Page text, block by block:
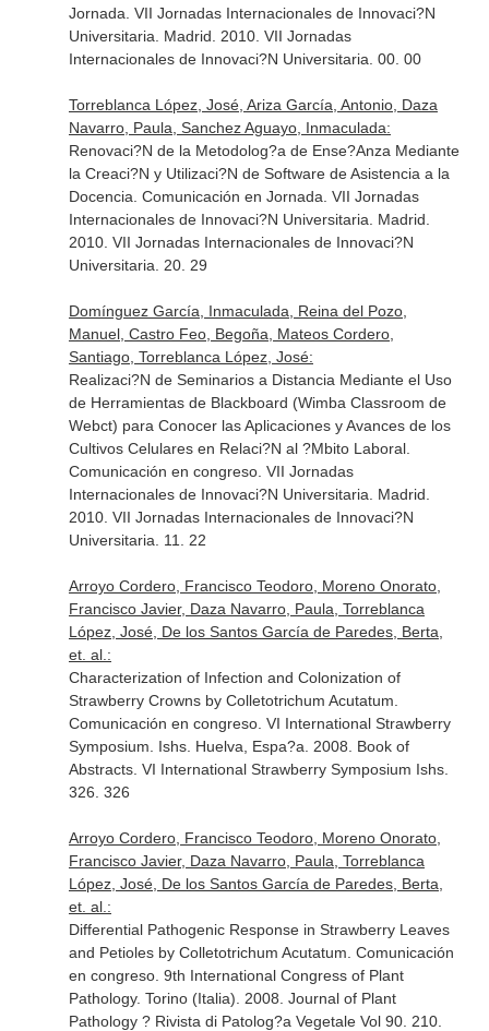
Jornada. VII Jornadas Internacionales de Innovaci?N
Universitaria. Madrid. 2010. VII Jornadas
Internacionales de Innovaci?N Universitaria. 00. 00
Torreblanca López, José, Ariza García, Antonio, Daza
Navarro, Paula, Sanchez Aguayo, Inmaculada:
Renovaci?N de la Metodolog?a de Ense?Anza Mediante
la Creaci?N y Utilizaci?N de Software de Asistencia a la
Docencia. Comunicación en Jornada. VII Jornadas
Internacionales de Innovaci?N Universitaria. Madrid.
2010. VII Jornadas Internacionales de Innovaci?N
Universitaria. 20. 29
Domínguez García, Inmaculada, Reina del Pozo,
Manuel, Castro Feo, Begoña, Mateos Cordero,
Santiago, Torreblanca López, José:
Realizaci?N de Seminarios a Distancia Mediante el Uso
de Herramientas de Blackboard (Wimba Classroom de
Webct) para Conocer las Aplicaciones y Avances de los
Cultivos Celulares en Relaci?N al ?Mbito Laboral.
Comunicación en congreso. VII Jornadas
Internacionales de Innovaci?N Universitaria. Madrid.
2010. VII Jornadas Internacionales de Innovaci?N
Universitaria. 11. 22
Arroyo Cordero, Francisco Teodoro, Moreno Onorato,
Francisco Javier, Daza Navarro, Paula, Torreblanca
López, José, De los Santos García de Paredes, Berta,
et. al.:
Characterization of Infection and Colonization of
Strawberry Crowns by Colletotrichum Acutatum.
Comunicación en congreso. VI International Strawberry
Symposium. Ishs. Huelva, Espa?a. 2008. Book of
Abstracts. VI International Strawberry Symposium Ishs.
326. 326
Arroyo Cordero, Francisco Teodoro, Moreno Onorato,
Francisco Javier, Daza Navarro, Paula, Torreblanca
López, José, De los Santos García de Paredes, Berta,
et. al.:
Differential Pathogenic Response in Strawberry Leaves
and Petioles by Colletotrichum Acutatum. Comunicación
en congreso. 9th International Congress of Plant
Pathology. Torino (Italia). 2008. Journal of Plant
Pathology ? Rivista di Patolog?a Vegetale Vol 90. 210.